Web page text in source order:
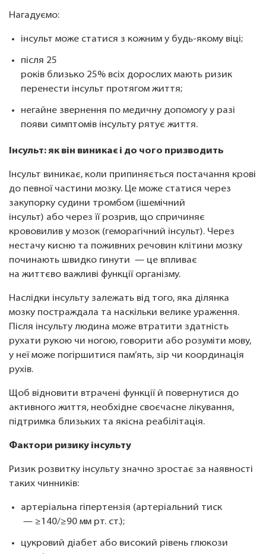
Нагадуємо:
інсульт може статися з кожним у будь-якому віці;
після 25
років близько 25% всіх дорослих мають ризик
перенести інсульт протягом життя;
негайне звернення по медичну допомогу у разі
появи симптомів інсульту рятує життя.
Інсульт: як він виникає і до чого призводить
Інсульт виникає, коли припиняється постачання крові
до певної частини мозку. Це може статися через
закупорку судини тромбом (ішемічний
інсульт) або через її розрив, що спричиняє
крововилив у мозок (геморагічний інсульт). Через
нестачу кисню та поживних речовин клітини мозку
починають швидко гинути — це впливає
на життєво важливі функції організму.
Наслідки інсульту залежать від того, яка ділянка
мозку постраждала та наскільки велике ураження.
Після інсульту людина може втратити здатність
рухати рукою чи ногою, говорити або розуміти мову,
у неї може погіршитися пам’ять, зір чи координація
рухів.
Щоб відновити втрачені функції й повернутися до
активного життя, необхідне своєчасне лікування,
підтримка близьких та якісна реабілітація.
Фактори ризику інсульту
Ризик розвитку інсульту значно зростає за наявності
таких чинників:
артеріальна гіпертензія (артеріальний тиск
— ≥140/≥90 мм рт. cт.);
цукровий діабет або високий рівень глюкози